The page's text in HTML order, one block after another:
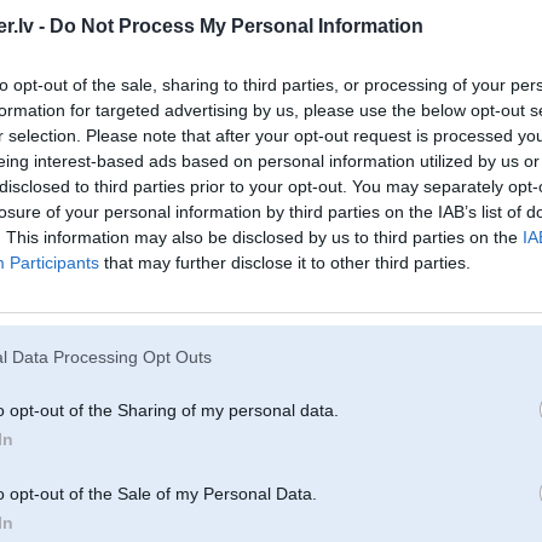
- Do Not Process My Personal Information
opt-out of the sale, sharing to third parties, or processing of your
for targeted advertising by us, please use the below opt-out
selection. Please note that after your opt-out request is processed
interest-based ads based on personal information utilized by us
to third parties prior to your opt-out. You may separately
of your personal information by third parties on the IAB’s list of
This information may also be disclosed by us to third parties on the
Participants that may further disclose it to other third parties.
Data Processing Opt Outs
opt-out of the Sharing of my personal data.
opt-out of the Sale of my Personal Data.
pa sausu
-----------------
Pļek pļek un gatavs™
(c) гаражас Рихардс